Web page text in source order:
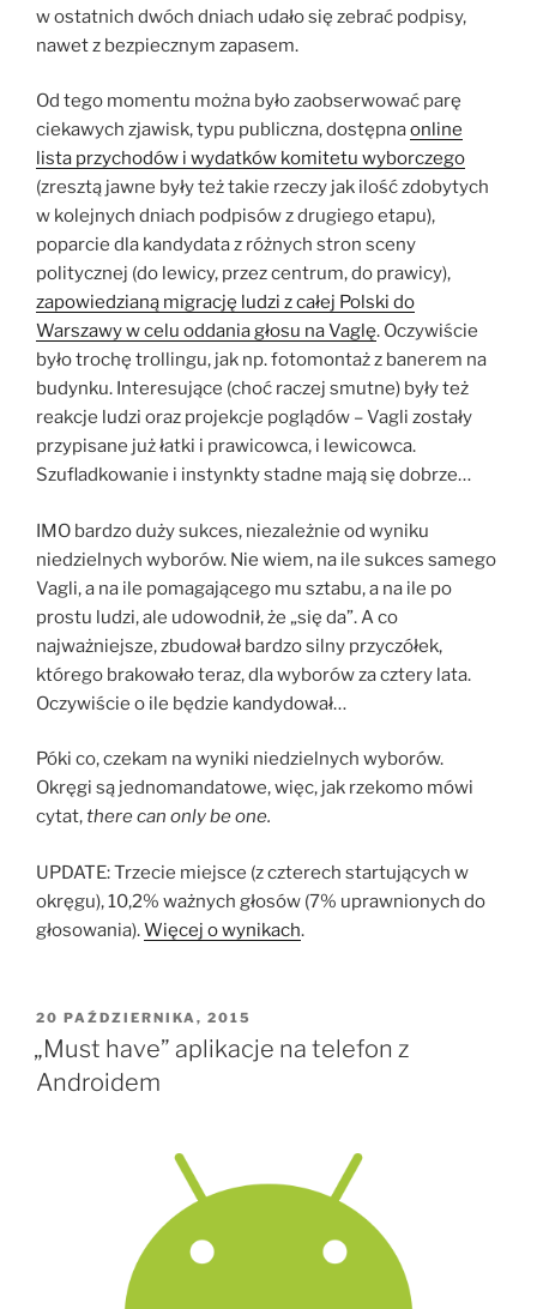
w ostatnich dwóch dniach udało się zebrać podpisy,
nawet z bezpiecznym zapasem.
Od tego momentu można było zaobserwować parę
ciekawych zjawisk, typu publiczna, dostępnaonline
lista przychodów i wydatków komitetu wyborczego
(zresztą jawne były też takie rzeczy jak ilość zdobytych
w kolejnych dniach podpisów z drugiego etapu),
poparcie dla kandydata z różnych stron sceny
politycznej (do lewicy, przez centrum, do prawicy),
zapowiedzianą migrację ludzi z całej Polski do
Warszawy w celu oddania głosu na Vaglę. Oczywiście
było trochę trollingu, jak np. fotomontaż z banerem na
budynku. Interesujące (choć raczej smutne) były też
reakcje ludzi oraz projekcje poglądów – Vagli zostały
przypisane już łatki i prawicowca, i lewicowca.
Szufladkowanie i instynkty stadne mają się dobrze…
IMO bardzo duży sukces, niezależnie od wyniku
niedzielnych wyborów. Nie wiem, na ile sukces samego
Vagli, a na ile pomagającego mu sztabu, a na ile po
prostu ludzi, ale udowodnił, że „się da”. A co
najważniejsze, zbudował bardzo silny przyczółek,
którego brakowało teraz, dla wyborów za cztery lata.
Oczywiście o ile będzie kandydował…
Póki co, czekam na wyniki niedzielnych wyborów.
Okręgi są jednomandatowe, więc, jak rzekomo mówi
cytat,there can only be one.
UPDATE: Trzecie miejsce (z czterech startujących w
okręgu), 10,2% ważnych głosów (7% uprawnionych do
głosowania).Więcej o wynikach.
OPUBLIKOWANE
W
20 PAŹDZIERNIKA, 2015
„Must have” aplikacje na telefon z
Androidem